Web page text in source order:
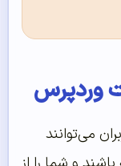
وردپرس
می‌توانند